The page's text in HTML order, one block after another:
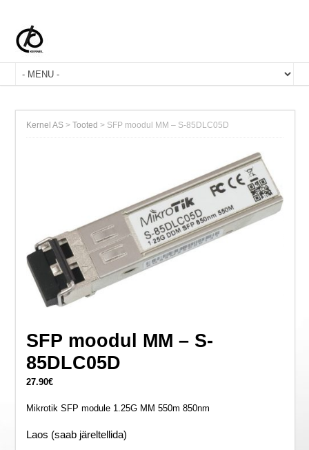
Kernel AS >Tooted > SFP moodul MM – S-85DLC05D
SFP moodul MM – S-
85DLC05D
27.90€
Mikrotik SFP module 1.25G MM 550m 850nm
Laos (saab järeltellida)